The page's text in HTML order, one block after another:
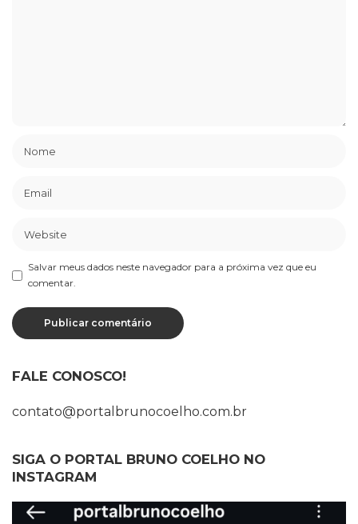
Salvar meus dados neste navegador para a próxima vez que eu
comentar.
FALE CONOSCO!
contato@portalbrunocoelho.com.br
SIGA O PORTAL BRUNO COELHO NO
INSTAGRAM